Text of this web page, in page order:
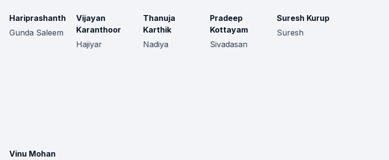
Hariprashanth
Gunda Saleem
Vijayan
Karanthoor
Hajiyar
Thanuja
Karthik
Nadiya
Pradeep
Kottayam
Sivadasan
Suresh Kurup
Suresh
Vinu Mohan